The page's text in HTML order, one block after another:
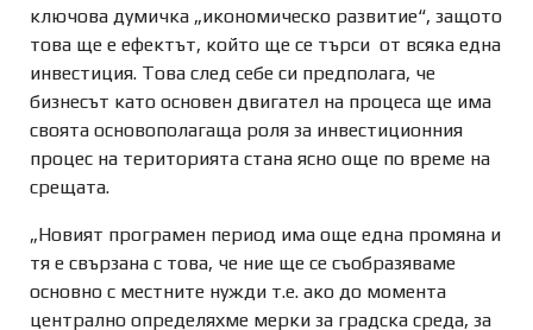
ключова думичка „икономическо развитие“, защото
това ще е ефектът, който ще се търси от всяка една
инвестиция. Това след себе си предполага, че
бизнесът като основен двигател на процеса ще има
своята основополагаща роля за инвестиционния
процес на територията стана ясно още по време на
срещата.
„Новият програмен период има още една промяна и
тя е свързана с това, че ние ще се съобразяваме
основно с местните нужди т.е. ако до момента
централно определяхме мерки за градска среда, за